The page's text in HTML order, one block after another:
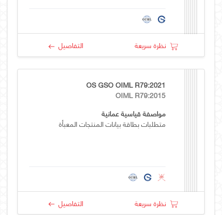
نظرة سريعة التفاصيل
OS GSO OIML R79:2021
OIML R79:2015
مواصفة قياسية عمانية
متطلبات بطاقة بيانات المنتجات المعبأة
نظرة سريعة التفاصيل